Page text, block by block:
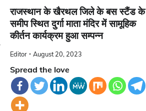
राजस्थान के खैरथल जिले के बस स्टैंड के
समीप स्थित दुर्गा माता मंदिर में सामूहिक
कीर्तन कार्यक्रम हुआ सम्पन्न
Editor August 20, 2023
Spread the love